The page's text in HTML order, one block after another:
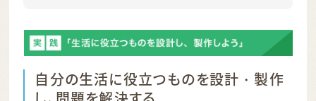
自分の生活に役立つものを設計・製作